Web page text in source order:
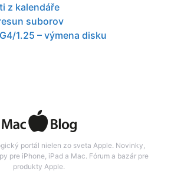
z kalendáře
suborov
1.25 – výmena disku
portál nielen zo sveta Apple. Novinky,
pre iPhone, iPad a Mac. Fórum a bazár pre
produkty Apple.